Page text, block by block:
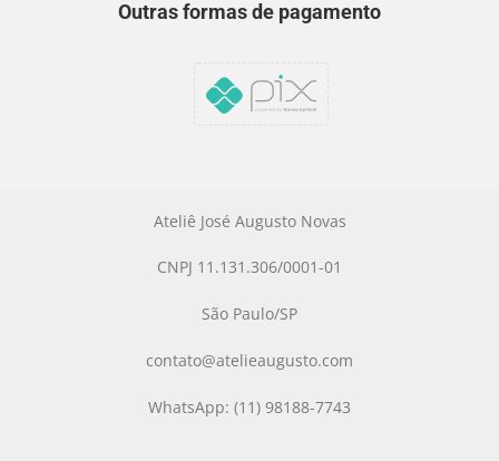
Outras formas de pagamento
Ateliê José Augusto Novas
CNPJ 11.131.306/0001-01
São Paulo/SP
contato@atelieaugusto.com
WhatsApp: (11) 98188-7743